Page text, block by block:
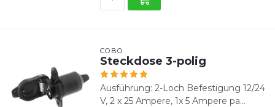
COBO
Steckdose 3-polig
Ausführung: 2-Loch Befestigung 12/24
V, 2 x 25 Ampere, 1x 5 Ampere pa...